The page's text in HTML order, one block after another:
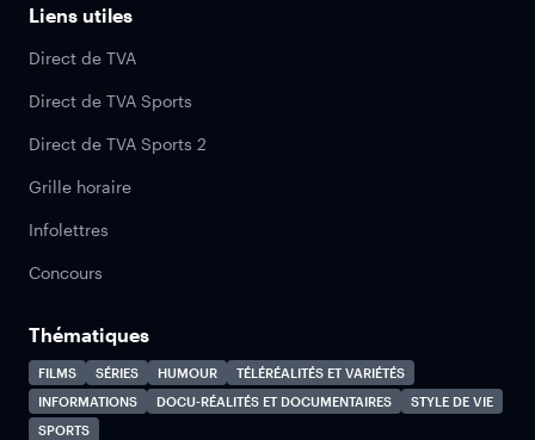
Liens utiles
Direct de TVA
Direct de TVA Sports
Direct de TVA Sports 2
Grille horaire
Infolettres
Concours
Thématiques
FILMS SÉRIES HUMOUR
TÉLÉRÉALITÉS ET VARIÉTÉS
INFORMATIONS
DOCU-RÉALITÉS ET DOCUMENTAIRES
STYLE DE VIE
SPORTS